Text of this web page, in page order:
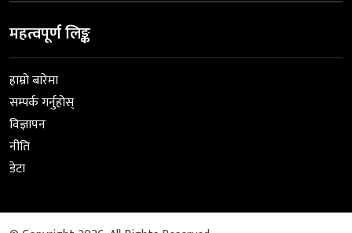
महत्वपूर्ण लिङ्क
हाम्रो बारेमा
सम्पर्क गर्नुहोस्
विज्ञापन
नीति
डेटा